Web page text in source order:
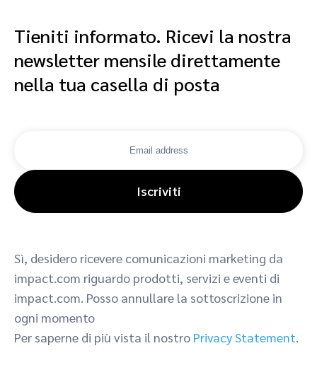
Tieniti informato. Ricevi la nostra
newsletter mensile direttamente
nella tua casella di posta
Iscriviti
Sì, desidero ricevere comunicazioni marketing da
impact.com riguardo prodotti, servizi e eventi di
impact.com. Posso annullare la sottoscrizione in
ogni momento
Per saperne di più vista il nostro Privacy Statement.